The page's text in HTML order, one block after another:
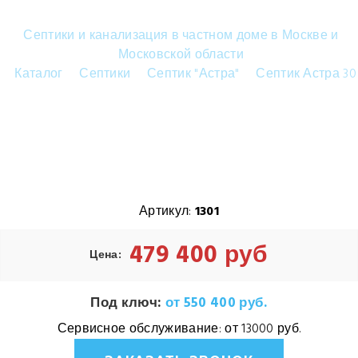
Септики и канализация в частном доме в Москве и
Московской области
Каталог
Септики Септик "Астра"
Септик Астра 30
Артикул: 1301
Цена: 479 400 руб
Под ключ: от 550 400 руб.
Сервисное обслуживание:от 13000 руб.